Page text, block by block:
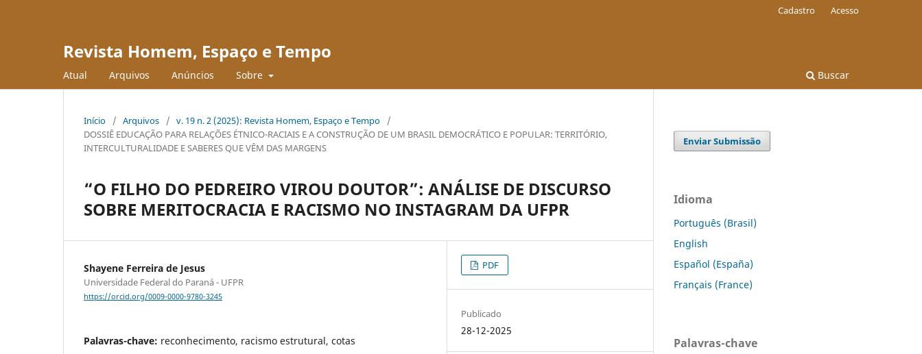
Revista Homem, Espaço e Tempo
Atual Arquivos Anúncios Sobre Buscar
Cadastro Acesso
Início / Arquivos / v. 19 n. 2 (2025): Revista Homem, Espaço e Tempo
/
DOSSIÊ EDUCAÇÃO PARA RELAÇÕES ÉTNICO-RACIAIS E A CONSTRUÇÃO DE UM BRASIL DEMOCRÁTICO E POPULAR: TERRITÓRIO,
INTERCULTURALIDADE E SABERES QUE VÊM DAS MARGENS
“O FILHO DO PEDREIRO VIROU DOUTOR”: ANÁLISE DE DISCURSO
SOBRE MERITOCRACIA E RACISMO NO INSTAGRAM DA UFPR
Shayene Ferreira de Jesus
Universidade Federal do Paraná - UFPR
https://orcid.org/0009-0000-9780-3245
Palavras-chave: reconhecimento, racismo estrutural, cotas
PDF
Publicado
28-12-2025
Enviar Submissão
Idioma
Português (Brasil)
English
Español (España)
Français (France)
Palavras-chave